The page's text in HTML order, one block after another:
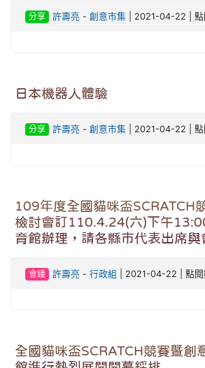
分享 許壽亮 - 創意市集 | 2021-04-22 | 點
日本機器人體驗
分享 許壽亮 - 創意市集 | 2021-04-22 |
109年度全國貓咪盃SCRATCH
檢討會訂110.4.24(六)下午
育館辦理，請各縣市代表出席與
會議 許壽亮 - 行政組 | 2021-04-22 | 點閱
全國貓咪盃SCRATCH競賽暨創